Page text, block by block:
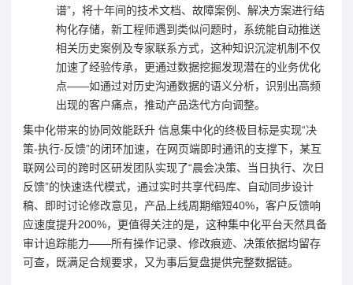
谱”，将十年间的技术文档、故障案例、解决方案进行结
构化存储，新工程师遇到类似问题时，系统能自动推送
相关历史案例及专家联系方式，这种知识沉淀机制不仅
加速了经验传承，更通过数据挖掘发现潜在的业务优化
点——如通过对历史沟通数据的语义分析，识别出高频
出现的客户痛点，推动产品迭代方向调整。
集中化带来的协同效能跃升 信息集中化的终极目标是实现“决
策-执行-反馈”的闭环加速，在网页端即时通讯的支撑下，某互
联网公司的跨时区研发团队实现了“晨会决策、当日执行、次日
反馈”的快速迭代模式，通过实时共享代码库、自动同步设计
稿、即时讨论修改意见，产品上线周期缩短40%，客户反馈响
应速度提升200%，更值得关注的是，这种集中化平台天然具备
审计追踪能力——所有操作记录、修改痕迹、决策依据均留存
可查，既满足合规要求，又为事后复盘提供完整数据链。